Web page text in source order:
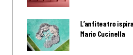
L’anfiteatro
Mario Cucinella